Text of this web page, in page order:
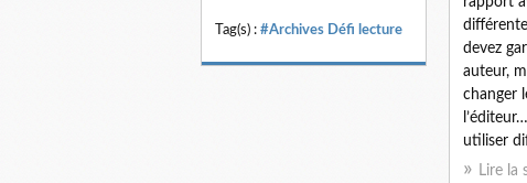
Tag(s) : #Archives Défi lecture
devez
auteur,
changer
utiliser
Lire la